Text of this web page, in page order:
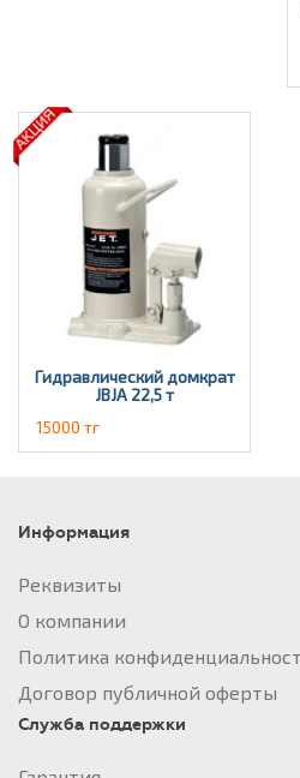
Гидравлический домкрат
JBJА 22,5 т
15000 тг
Информация
Реквизиты
О компании
Политика
Договор публичной оферты
Служба поддержки